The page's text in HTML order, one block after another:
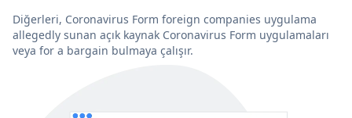
Diğerleri, Coronavirus Form foreign companies uygulama
allegedly sunan açık kaynak Coronavirus Form uygulamaları
veya for a bargain bulmaya çalışır.